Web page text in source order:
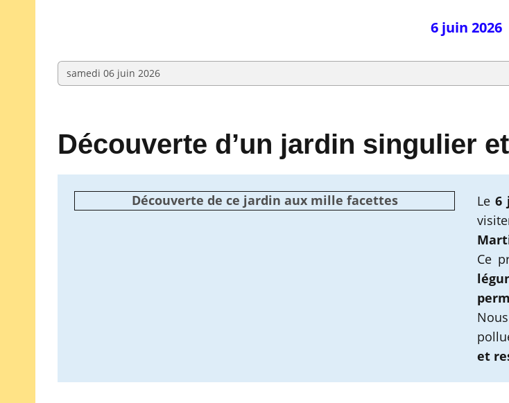
6 juin 2026
samedi 06 juin 2026
Découverte d’un jardin singulier
Découverte de ce jardin aux mille facettes Le 6
Ce
et